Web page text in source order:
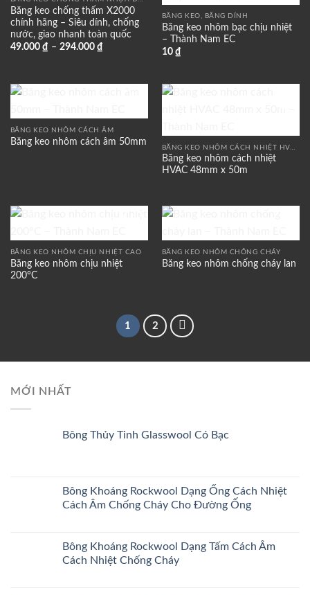
Add to
wishlist
Băng keo chống thấm X2000
chính hãng – Siêu dính, chống
nước, giao nhanh toàn quốc
49.000 ₫ – 294.000 ₫
Add to
BĂNG KEO, BĂNG DÍNH
Băng keo nhôm bạc chịu nhiệt
– Thành Nam EC
10 ₫
Add to
BĂNG KEO NHÔM CÁCH ÂM
Băng keo nhôm cách âm 50mm
BĂNG KEO NHÔM CÁCH NHIỆT HVAC – GIẢI PHÁP CHỐNG RÒ KHÍ, BẢO ÔN, CÁCH NHIỆT
Băng keo nhôm cách nhiệt
HVAC 48mm x 50m
Add to
wishlist
BĂNG KEO NHÔM CHỊU NHIỆT CAO
Băng keo nhôm chịu nhiệt
200°C
Add to
wishlist
BĂNG KEO NHÔM CHỐNG CHÁY
Băng keo nhôm chống cháy lan
1 2
MỚI NHẤT
Bông Thủy Tinh Glasswool Có Bạc
Bông Khoáng Rockwool Dạng Ống Cách Nhiệt
Cách Âm Chống Cháy Cho Đường Ống
Bông Khoáng Rockwool Dạng Tấm Cách Âm
Cách Nhiệt Chống Cháy